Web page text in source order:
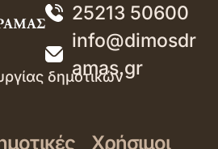
25213 50600
info@dimosdr
amas.gr
δημοτικών
Χρήσιμοι